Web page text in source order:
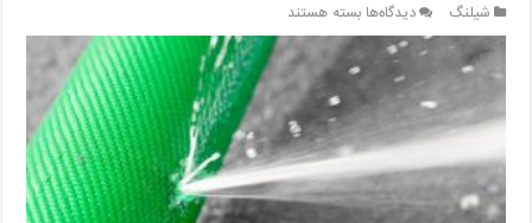
شیلنگ دیدگاه‌هابرای
شایع‌ترین
دلایل
نشتی
شیلنگ
هیدرولیک
چیست؟
بسته هستند